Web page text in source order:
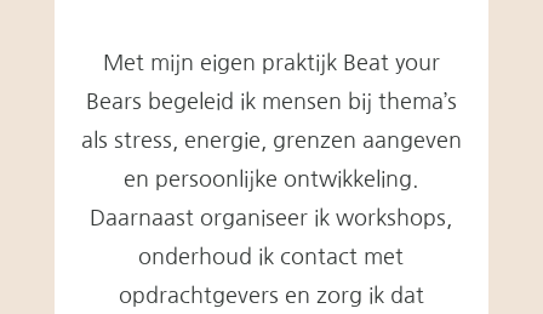
Met mijn eigen praktijk Beat your
Bears begeleid ik mensen bij thema’s
als stress, energie, grenzen aangeven
en persoonlijke ontwikkeling.
Daarnaast organiseer ik workshops,
onderhoud ik contact met
opdrachtgevers en zorg ik dat